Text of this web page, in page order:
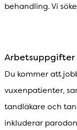
behandling. Vi
Arbetsuppgifter
Du kommer att
vuxenpatienter,
tandläkare och
inkluderar